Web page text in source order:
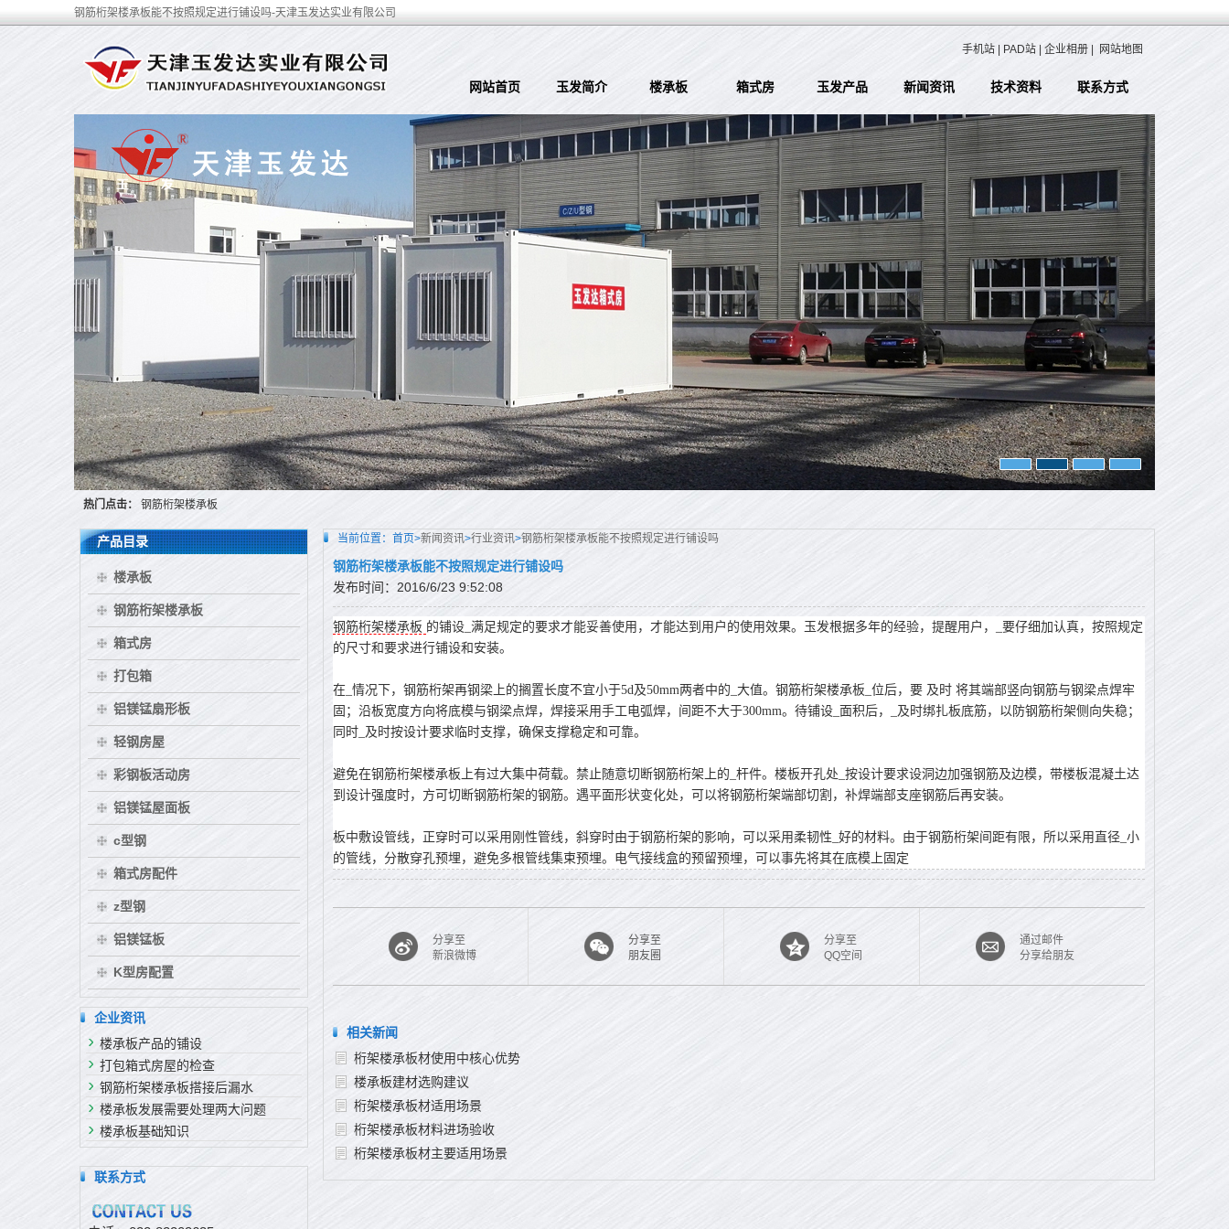
钢筋桁架楼承板能不按照规定进行铺设吗-天津玉发达实业有限公司
手机站 PAD站 企业相册 网站地图
网站首页 玉发简介 楼承板 箱式房 玉发产品 新闻资讯 技术资料 联系方式
热门点击： 钢筋桁架楼承板
当前位置： 首页>新闻资讯>行业资讯>钢筋桁架楼承板能不按照规定进行铺设吗
钢筋桁架楼承板能不按照规定进行铺设吗
发布时间：2016/6/23 9:52:08
钢筋桁架楼承板 的铺设_满足规定的要求才能妥善使用，才能达到用户的使用效果。玉发根据多年的经验，提醒用户，_要仔细加认真，按照规定
的尺寸和要求进行铺设和安装。
在_情况下，钢筋桁架再钢梁上的搁置长度不宜小于5d及50mm两者中的_大值。钢筋桁架楼承板_位后，要 及时 将其端部竖向钢筋与钢梁点焊牢
固；沿板宽度方向将底模与钢梁点焊，焊接采用手工电弧焊，间距不大于300mm。待铺设_面积后，_及时绑扎板底筋，以防钢筋桁架侧向失稳；
同时_及时按设计要求临时支撑，确保支撑稳定和可靠。
避免在钢筋桁架楼承板上有过大集中荷载。禁止随意切断钢筋桁架上的_杆件。楼板开孔处_按设计要求设洞边加强钢筋及边模，带楼板混凝土达
到设计强度时，方可切断钢筋桁架的钢筋。遇平面形状变化处，可以将钢筋桁架端部切割，补焊端部支座钢筋后再安装。
板中敷设管线，正穿时可以采用刚性管线，斜穿时由于钢筋桁架的影响，可以采用柔韧性_好的材料。由于钢筋桁架间距有限，所以采用直径_小
的管线，分散穿孔预埋，避免多根管线集束预埋。电气接线盒的预留预埋，可以事先将其在底模上固定
分享至
新浪微博
分享至
朋友圈
分享至
QQ空间
通过邮件
分享给朋友
相关新闻
桁架楼承板材使用中核心优势
楼承板建材选购建议
桁架楼承板材适用场景
桁架楼承板材料进场验收
桁架楼承板材主要适用场景
产品目录
楼承板
钢筋桁架楼承板
箱式房
打包箱
铝镁锰扇形板
轻钢房屋
彩钢板活动房
铝镁锰屋面板
c型钢
箱式房配件
z型钢
铝镁锰板
K型房配置
企业资讯
楼承板产品的铺设
打包箱式房屋的检查
钢筋桁架楼承板搭接后漏水
楼承板发展需要处理两大问题
楼承板基础知识
联系方式